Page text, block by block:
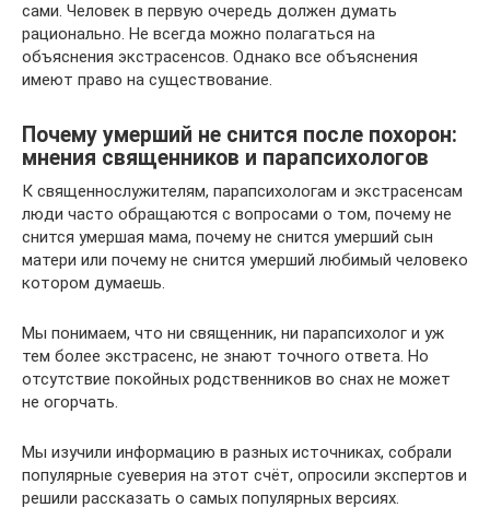
сами. Человек в первую очередь должен думать
рационально. Не всегда можно полагаться на
объяснения экстрасенсов. Однако все объяснения
имеют право на существование.
Почему умерший не снится после похорон:
мнения священников и парапсихологов
К священнослужителям, парапсихологам и экстрасенсам
люди часто обращаются с вопросами о том, почему не
снится умершая мама, почему не снится умерший сын
матери или почему не снится умерший любимый человеко
котором думаешь.
Мы понимаем, что ни священник, ни парапсихолог и уж
тем более экстрасенс, не знают точного ответа. Но
отсутствие покойных родственников во снах не может
не огорчать.
Мы изучили информацию в разных источниках, собрали
популярные суеверия на этот счёт, опросили экспертов и
решили рассказать о самых популярных версиях.